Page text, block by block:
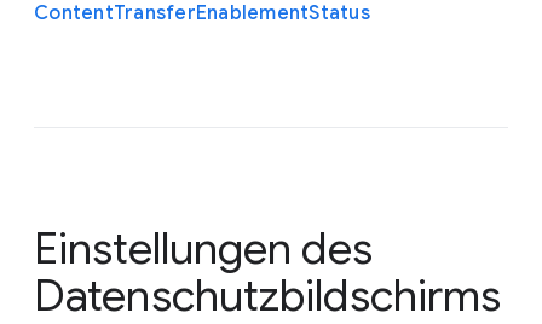
ContentTransferEnablementStatus
Einstellungen des
Datenschutzbildschirms